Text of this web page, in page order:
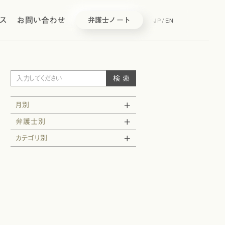
お問い合わせ 弁護士ノート JP/ EN
月別
弁護士別
カテゴリ別